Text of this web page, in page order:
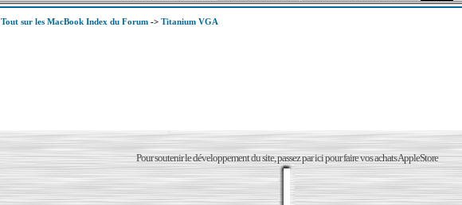
Tout sur les MacBook Index du Forum-> Titanium VGA
Pour soutenir le développement du site, passez par ici pour faire vos achats AppleStore